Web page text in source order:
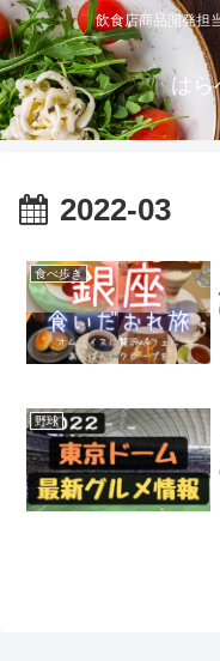
飲食店商品開発担
はら
2022-03
食べ歩き
野球